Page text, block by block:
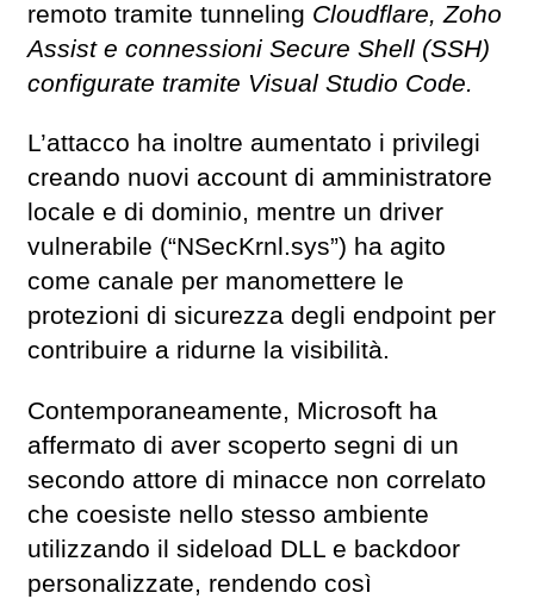
remoto tramite tunneling Cloudflare, Zoho
Assist e connessioni Secure Shell (SSH)
configurate tramite Visual Studio Code.
L’attacco ha inoltre aumentato i privilegi
creando nuovi account di amministratore
locale e di dominio, mentre un driver
vulnerabile (“NSecKrnl.sys”) ha agito
come canale per manomettere le
protezioni di sicurezza degli endpoint per
contribuire a ridurne la visibilità.
Contemporaneamente, Microsoft ha
affermato di aver scoperto segni di un
secondo attore di minacce non correlato
che coesiste nello stesso ambiente
utilizzando il sideload DLL e backdoor
personalizzate, rendendo così